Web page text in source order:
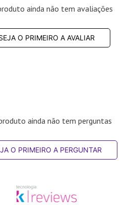
ainda não tem avaliações
O PRIMEIRO A AVALIAR
ainda não tem perguntas
O PRIMEIRO A PERGUNTAR